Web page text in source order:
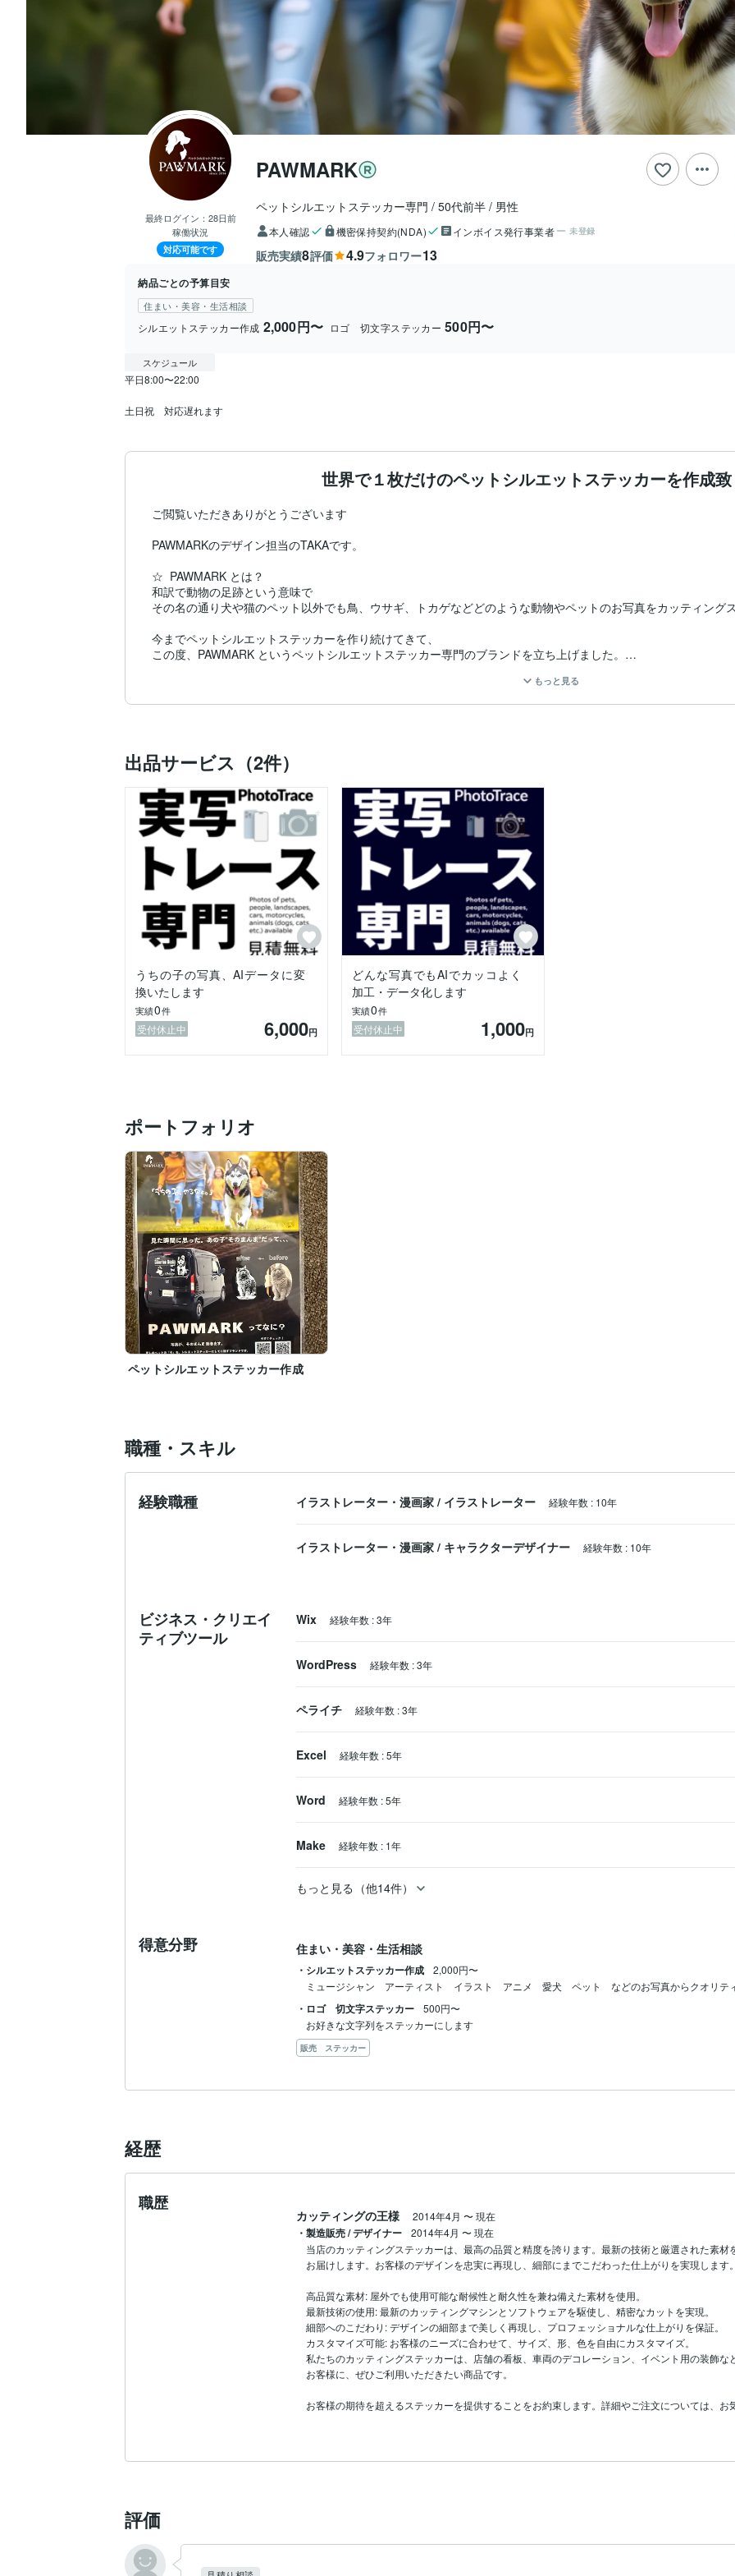
最終ログイン： 28日前
稼働状況
対応可能です
PAWMARK
ペットシルエットステッカー専門 50代前半 男性
本人確認 機密保持契約(NDA) インボイス発行事業者 未登録
販売実績8評価 4.9フォロワー13
納品ごとの予算目安
住まい・美容・生活相談
シルエットステッカー作成 2,000円〜 ロゴ 切文字ステッカー 500円〜
スケジュール
平日8:00〜22:00
土日祝　対応遅れます
世界で１枚だけのペットシルエットステッカーを作成
ご閲覧いただきありがとうございます
PAWMARKのデザイン担当のTAKAです。
☆  PAWMARK とは？
和訳で動物の足跡という意味で
その名の通り犬や猫のペット以外でも鳥、ウサギ、トカゲなどどのような動物やペットのお写真をカッティング
今までペットシルエットステッカーを作り続けてきて、
この度、PAWMARK というペットシルエットステッカー専門のブランドを立ち上げました。
ここで紹介させていただいているペットシルエットステッカーは厳選されたステッカーをご紹介していますので
イメージング無料になりますのでフォローしていただき、お時間があるときにお声がけくださいませ。
もっと見る
出品サービス（2件）
うちの子の写真、AIデータに変
換いたします
実績0件
受付休止中 6,000円
どんな写真でもAIでカッコよく
加工・データ化します
実績0件
受付休止中 1,000円
ポートフォリオ
ペットシルエットステッカー作成
職種・スキル
経験職種 イラストレーター・漫画家 / イラストレーター 経験年数 : 10年
イラストレーター・漫画家 / キャラクターデザイナー 経験年数 : 10年
ビジネス・クリエイ
ティブツール
Wix 経験年数 :3年
WordPress 経験年数 :3年
ペライチ 経験年数 :3年
Excel 経験年数 :5年
Word 経験年数 :5年
Make 経験年数 : 1年
もっと見る（他14件）
得意分野 住まい・美容・生活相談
・シルエットステッカー作成
2,000円〜
ミュージシャン　アーティスト　イラスト　アニメ　愛犬　ペット　などのお写真からクオリ
・ロゴ 切文字ステッカー
500円〜
お好きな文字列をステッカーにします
販売 ステッカー
経歴
職歴
カッティングの王様 2014年4月 〜現在
・製造販売 / デザイナー 2014年4月 〜現在
当店のカッティングステッカーは、最高の品質と精度を誇ります。最新の技術と厳選された素
お届けします。お客様のデザインを忠実に再現し、細部にまでこだわった仕上がりを実現します。
高品質な素材: 屋外でも使用可能な耐候性と耐久性を兼ね備えた素材を使用。
最新技術の使用: 最新のカッティングマシンとソフトウェアを駆使し、精密なカットを実現。
細部へのこだわり: デザインの細部まで美しく再現し、プロフェッショナルな仕上がりを保証。
カスタマイズ可能: お客様のニーズに合わせて、サイズ、形、色を自由にカスタマイズ。
私たちのカッティングステッカーは、店舗の看板、車両のデコレーション、イベント用の装飾
お客様に、ぜひご利用いただきたい商品です。
お客様の期待を超えるステッカーを提供することをお約束します。詳細やご注文については、お
評価